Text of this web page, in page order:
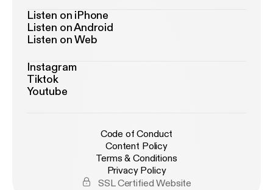
Listen on iPhone
Listen on Android
Listen on Web
Instagram
Tiktok
Youtube
Code of Conduct
Content Policy
Terms & Conditions
Privacy Policy
SSL Certified Website